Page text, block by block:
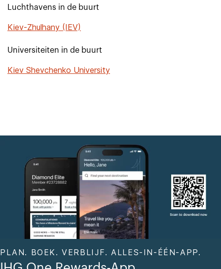
Luchthavens in de buurt
Kiev-Zhulhany (IEV)
Universiteiten in de buurt
Kiev Shevchenko University
PLAN. BOEK. VERBLIJF. ALLES-IN-ÉÉN-APP.